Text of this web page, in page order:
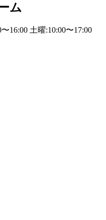
ム
16:00 土曜:10:00〜17:00